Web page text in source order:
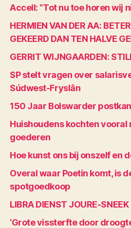
Accell: “Tot nu toe horen wij
HERMIEN VAN DER AA:
GEKEERD DAN TEN HALVE
GERRIT WIJNGAARDEN:
SP stelt vragen over
Súdwest-Fryslân
150 Jaar Bolswarder
Huishoudens kochten vooral
goederen
Hoe kunst ons bij onszelf en
Overal waar Poetin komt, is
spotgoedkoop
LIBRA DIENST JOURE-SNEEK
‘Grote vissterfte door